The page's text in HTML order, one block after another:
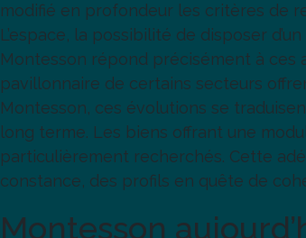
modifié en profondeur les critères de
L’espace, la possibilité de disposer
Montesson répond précisément à ces
pavillonnaire de certains secteurs
Montesson, ces évolutions se
long terme. Les biens offrant une
particulièrement recherchés. Cette
constance, des profils en quête de
Montesson